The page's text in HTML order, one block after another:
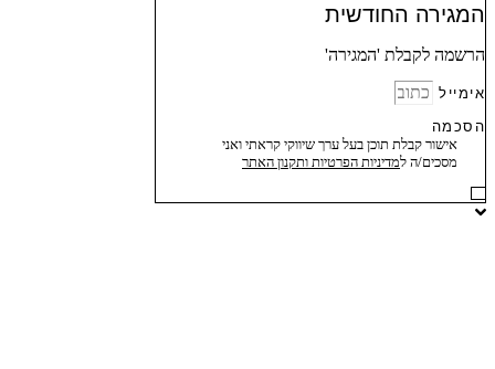
המגירה החודשית
הרשמה לקבלת 'המגירה'
אימייל
הסכמה
אישור קבלת תוכן בעל ערך שיווקי קראתי ואני
מסכים/ה למדיניות הפרטיות ותקנון האתר